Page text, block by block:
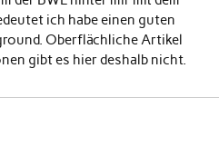
ich habe einen guten
Oberflächliche Artikel
gibt es hier deshalb nicht.